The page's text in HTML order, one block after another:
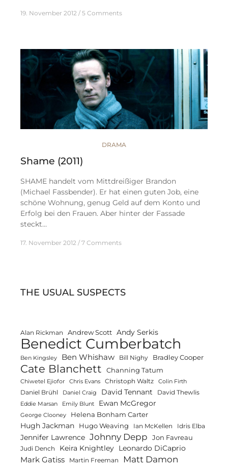
19. November 2012 5 Comments
DRAMA
Shame (2011)
SHAME handelt vom Mittdreißiger Brandon
(Michael Fassbender). Er hat einen guten Job, eine
schöne Wohnung, genug Geld auf dem Konto und
Erfolg bei den Frauen. Aber hinter der Fassade
steckt…
17. November 2012 7 Comments
THE USUAL SUSPECTS
Alan Rickman Andrew Scott Andy Serkis
Benedict Cumberbatch
Ben Kingsley Ben Whishaw Bill Nighy Bradley Cooper
Cate Blanchett Channing Tatum
Chiwetel Ejiofor Chris Evans Christoph Waltz Colin Firth
Daniel Brühl Daniel Craig David Tennant David Thewlis
Eddie Marsan Emily Blunt Ewan McGregor
George Clooney Helena Bonham Carter
Hugh Jackman Hugo Weaving Ian McKellen Idris Elba
Jennifer Lawrence Johnny Depp Jon Favreau
Judi Dench Keira Knightley Leonardo DiCaprio
Mark Gatiss Martin Freeman Matt Damon